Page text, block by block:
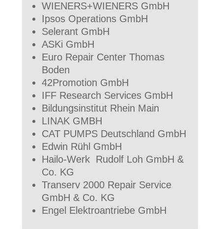
WIENERS+WIENERS GmbH
Ipsos Operations GmbH
Selerant GmbH
ASKi GmbH
Euro Repair Center Thomas
Boden
42Promotion GmbH
IFF Research Services GmbH
Bildungsinstitut Rhein Main
LINAK GMBH
CAT PUMPS Deutschland GmbH
Edwin Rühl GmbH
Hailo-Werk Rudolf Loh GmbH &
Co. KG
Transerv 2000 Repair Service
GmbH & Co. KG
Engel Elektroantriebe GmbH